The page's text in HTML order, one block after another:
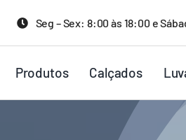
Seg – Sex: 8:00 às 18:00 e
Produtos Calçados